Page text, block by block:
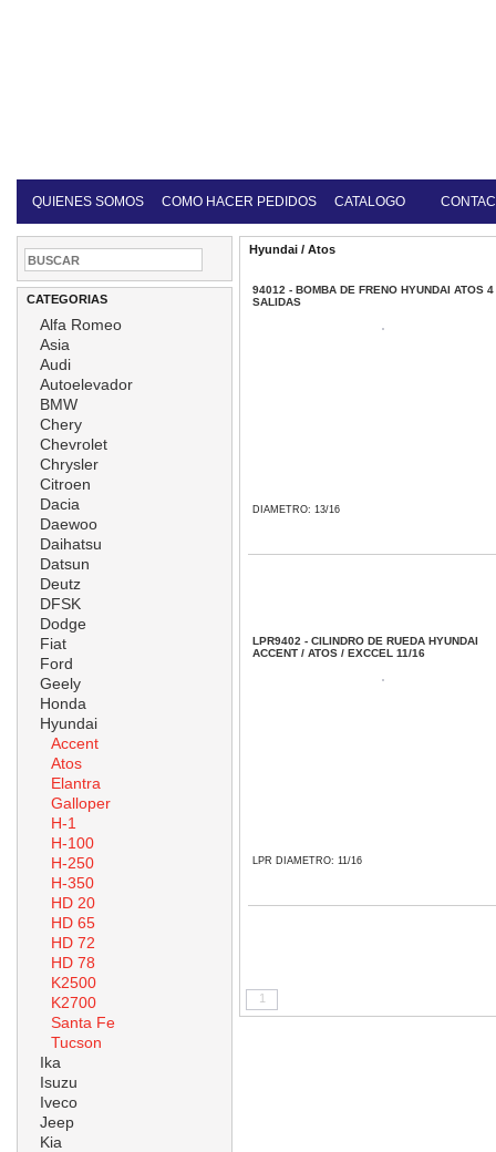
QUIENES SOMOS COMO HACER PEDIDOS CATALOGO
CATEGORIAS
Alfa Romeo
Asia
Audi
Autoelevador
BMW
Chery
Chevrolet
Chrysler
Citroen
Dacia
Daewoo
Daihatsu
Datsun
Deutz
DFSK
Dodge
Fiat
Ford
Geely
Honda
Hyundai
Accent
Atos
Elantra
Galloper
H-1
H-100
H-250
H-350
HD 20
HD 65
HD 72
HD 78
K2500
K2700
Santa Fe
Tucson
Ika
Isuzu
Iveco
Jeep
Kia
Hyundai / Atos
94012 - BOMBA DE FRENO HYUNDAI ATOS 4
SALIDAS
DIAMETRO: 13/16
LPR9402 - CILINDRO DE RUEDA HYUNDAI
ACCENT / ATOS / EXCCEL 11/16
LPR DIAMETRO: 11/16
1